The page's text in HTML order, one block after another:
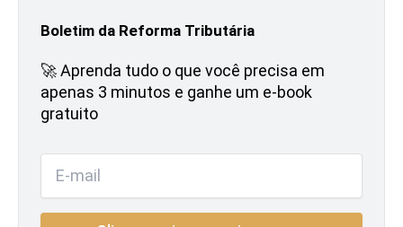
Boletim da Reforma Tributária
🚀 Aprenda tudo o que você precisa em
apenas 3 minutos e ganhe um e-book
gratuito